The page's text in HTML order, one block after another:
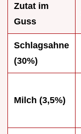
Zutat im
Guss
Schlagsahne
(30%)
Milch (3,5%)